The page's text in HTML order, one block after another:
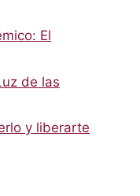
El
de las
y liberarte